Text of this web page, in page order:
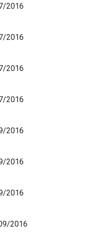
2016
2016
2016
2016
2016
2016
2016
2016